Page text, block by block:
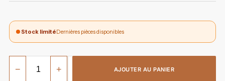
Stock limitéDernières pièces disponibles
− + AJOUTER AU PANIER